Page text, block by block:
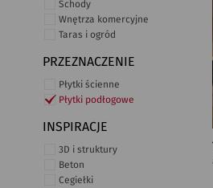
Schody
Wnętrza komercyjne
Taras i ogród
PRZEZNACZENIE
Płytki ścienne
Płytki podłogowe
INSPIRACJE
3D i struktury
Beton
Cegiełki